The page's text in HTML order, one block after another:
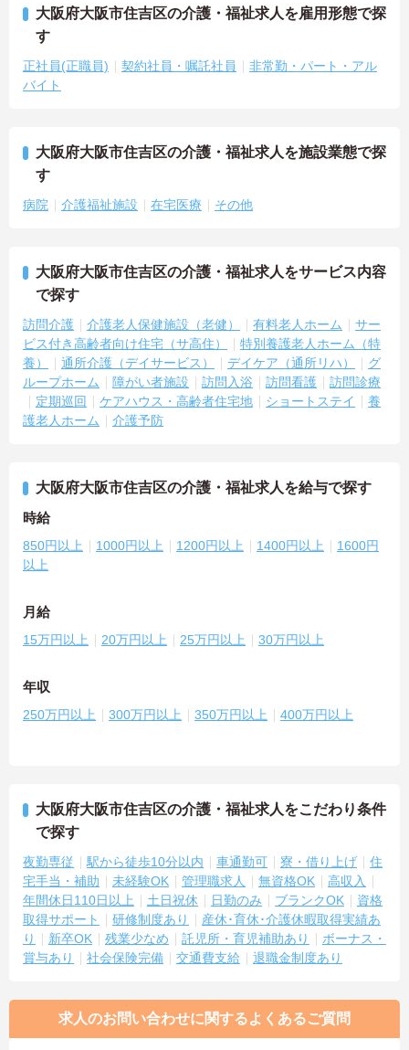
大阪府大阪市住吉区の介護・福祉求人を雇用形態で探
す
正社員(正職員) 契約社員・嘱託社員
非常勤・パート・アル
バイト
大阪府大阪市住吉区の介護・福祉求人を施設業態で探
す
病院 介護福祉施設 在宅医療 その他
大阪府大阪市住吉区の介護・福祉求人をサービス内容
で探す
訪問介護 介護老人保健施設（老健） 有料老人ホーム
サー
ビス付き高齢者向け住宅（サ高住）
特別養護老人ホーム（特
養）
通所介護（デイサービス） デイケア（通所リハ）
グ
ループホーム
障がい者施設 訪問入浴 訪問看護
訪問診療
定期巡回
ケアハウス・高齢者住宅地 ショートステイ
養
護老人ホーム
介護予防
大阪府大阪市住吉区の介護・福祉求人を給与で探す
時給
850円以上 1000円以上 1200円以上 1400円以上
1600円
以上
月給
15万円以上 20万円以上 25万円以上 30万円以上
年収
250万円以上 300万円以上 350万円以上 400万円以上
大阪府大阪市住吉区の介護・福祉求人をこだわり条件
で探す
夜勤専従 駅から徒歩10分以内 車通勤可 寮・借り上げ
住
宅手当・補助
未経験OK 管理職求人 無資格OK
高収入
年間休日110日以上
土日祝休 日勤のみ ブランクOK
資格
取得サポート
研修制度あり
産休･育休･介護休暇取得実績あ
り
新卒OK 残業少なめ 託児所・育児補助あり
ボーナス・
賞与あり
社会保険完備 交通費支給 退職金制度あり
求人のお問い合わせに関するよくあるご質問